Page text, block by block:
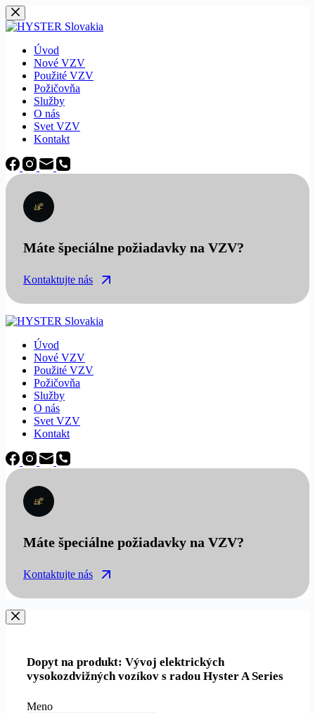
Späť
na
Úvod
Nové VZV
Použité VZV
Požičovňa
Služby
O nás
Svet VZV
Kontakt
Máte špeciálne požiadavky na VZV?
Kontaktujte nás
Úvod
Nové VZV
Použité VZV
Požičovňa
Služby
O nás
Svet VZV
Kontakt
Máte špeciálne požiadavky na VZV?
Kontaktujte nás
Dopyt na produkt: Vývoj elektrických
vysokozdvižných vozíkov s radou Hyster A Series
Meno